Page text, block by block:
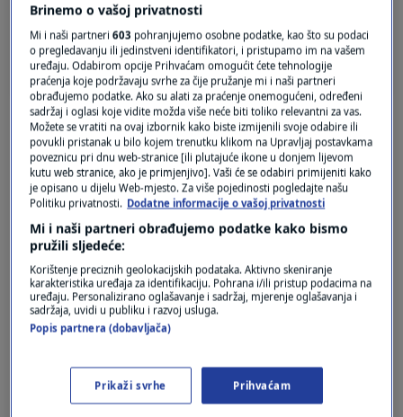
A đe je čarapa
Odgovor
Oglas
Brinemo o vašoj privatnosti
Mi i naši partneri603 pohranjujemo osobne podatke, kao što su podaci
o pregledavanju ili jedinstveni identifikatori, i pristupamo im na vašem
uređaju. Odabirom opcije Prihvaćam omogućit ćete tehnologije
praćenja koje podržavaju svrhe za čije pružanje mi i naši partneri
obrađujemo podatke. Ako su alati za praćenje onemogućeni, određeni
sadržaj i oglasi koje vidite možda više neće biti toliko relevantni za vas.
Možete se vratiti na ovaj izbornik kako biste izmijenili svoje odabire ili
povukli pristanak u bilo kojem trenutku klikom na Upravljaj postavkama
poveznicu pri dnu web-stranice [ili plutajuće ikone u donjem lijevom
kutu web stranice, ako je primjenjivo]. Vaši će se odabiri primijeniti kako
je opisano u dijelu Web-mjesto. Za više pojedinosti pogledajte našu
Politiku privatnosti. Dodatne informacije o vašoj privatnosti
Mi i naši partneri obrađujemo podatke kako bismo
pružili sljedeće:
Korištenje preciznih geolokacijskih podataka. Aktivno skeniranje
karakteristika uređaja za identifikaciju. Pohrana i/ili pristup podacima na
uređaju. Personalizirano oglašavanje i sadržaj, mjerenje oglašavanja i
sadržaja, uvidi u publiku i razvoj usluga.
Popis partnera (dobavljača)
Prikaži svrhe Prihvaćam